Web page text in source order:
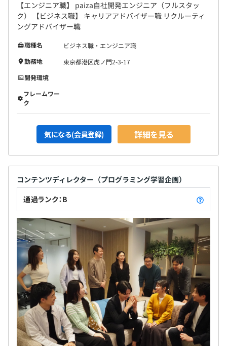
【エンジニア職】 paiza自社開発エンジニア（フルスタッ
ク） 【ビジネス職】 キャリアアドバイザー職 リクルーティ
ングアドバイザー職
職種名
ビジネス職・エンジニア職
勤務地
東京都港区虎ノ門2-3-17
開発環境
フレームワー
ク
気になる(会員登録) 詳細を見る
コンテンツディレクター（プログラミング学習企画）
通過ランク：B